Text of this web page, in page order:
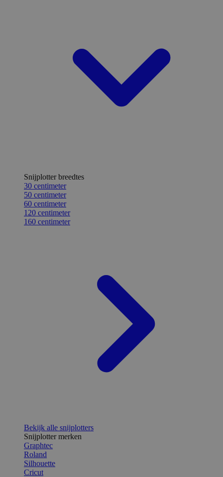
Snijplotter breedtes
30 centimeter
50 centimeter
60 centimeter
120 centimeter
160 centimeter
Bekijk alle snijplotters
Snijplotter merken
Graphtec
Roland
Silhouette
Cricut